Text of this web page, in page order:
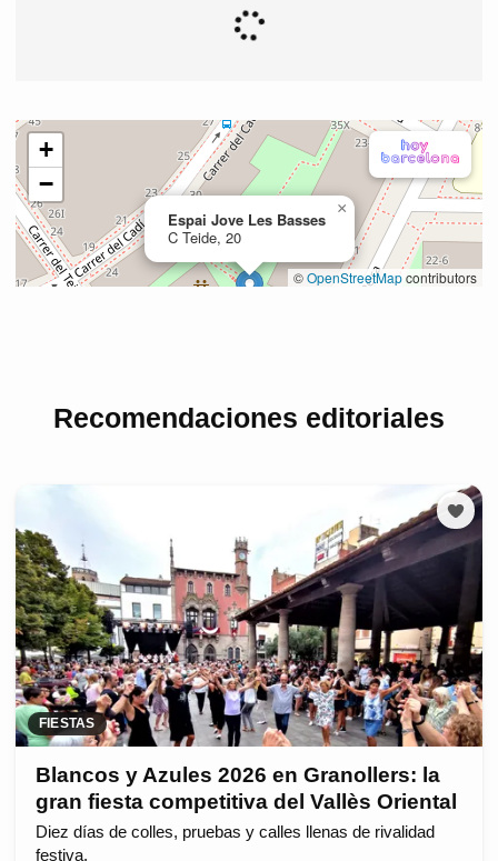
Recomendaciones editoriales
FIESTAS
Blancos y Azules 2026 en Granollers: la
gran fiesta competitiva del Vallès Oriental
Diez días de colles, pruebas y calles llenas de rivalidad
festiva.